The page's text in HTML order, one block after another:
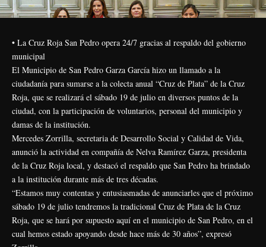
• La Cruz Roja San Pedro opera 24/7 gracias al respaldo del gobierno
municipal
El Municipio de San Pedro Garza García hizo un llamado a la
ciudadanía para sumarse a la colecta anual “Cruz de Plata” de la Cruz
Roja, que se realizará el sábado 19 de julio en diversos puntos de la
ciudad, con la participación de voluntarios, personal del municipio y
damas de la institución.
Mercedes Zorrilla, secretaria de Desarrollo Social y Calidad de Vida,
anunció la actividad en compañía de Nelva Ramírez Garza, presidenta
de la Cruz Roja local, y destacó el respaldo que San Pedro ha brindado
a la institución durante más de tres décadas.
“Estamos muy contentas y entusiasmadas de anunciarles que el próximo
sábado 19 de julio tendremos la tradicional Cruz de Plata de la Cruz
Roja, que se hará por supuesto aquí en el municipio de San Pedro, en el
cual hemos estado apoyando desde hace más de 30 años”, expresó